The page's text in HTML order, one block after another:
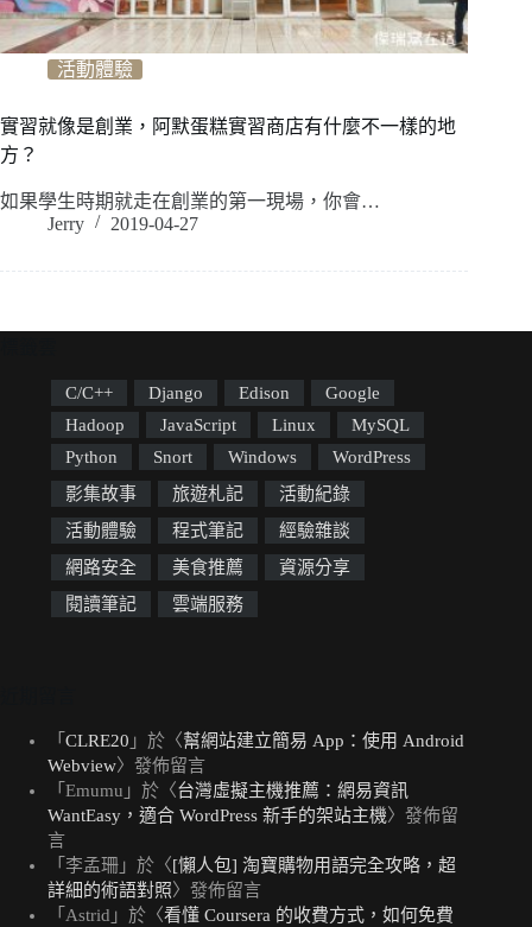
活動體驗
實習就像是創業，阿默蛋糕實習商店有什麼不一樣的地
方？
如果學生時期就走在創業的第一現場，你會…
Jerry
2019-04-27
C/C++ Django Edison
Google
Hadoop
JavaScript Linux
MySQL
Python
Snort Windows
WordPress
影集故事
旅遊札記
活動紀錄
活動體驗
程式筆記
經驗雜談
網路安全
美食推薦
資源分享
閱讀筆記
雲端服務
「 CLRE20 」於〈幫網站建立簡易 App：使用 Android
Webview〉發佈留言
「 Emumu 」於〈台灣虛擬主機推薦：網易資訊
WantEasy，適合 WordPress 新手的架站主機〉發佈留
言
「 李孟珊 」於〈[懶人包] 淘寶購物用語完全攻略，超
詳細的術語對照〉發佈留言
「 Astrid 」於〈看懂 Coursera 的收費方式，如何免費